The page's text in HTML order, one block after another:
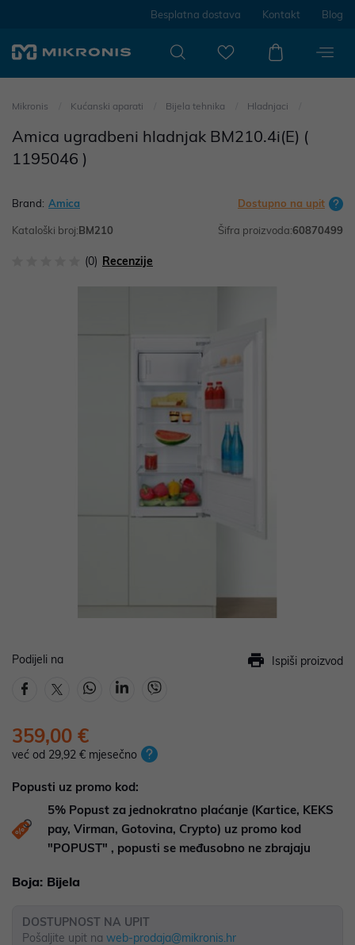
Besplatna dostava Kontakt Blog
Mikronis Kućanski aparati Bijela tehnika Hladnjaci
Amica ugradbeni hladnjak BM210.4i(E) (
1195046 )
Brand: Amica Dostupno na upit
Kataloški broj:BM210 Šifra proizvoda:60870499
(0) Recenzije
Podijeli na Ispiši proizvod
359,00 €
već od 29,92 € mjesečno
Popusti uz promo kod:
5% Popust za jednokratno plaćanje (Kartice, KEKS
pay, Virman, Gotovina, Crypto) uz promo kod
"POPUST" , popusti se međusobno ne zbrajaju
Boja: Bijela
DOSTUPNOST NA UPIT
Pošaljite upit na web-prodaja@mikronis.hr